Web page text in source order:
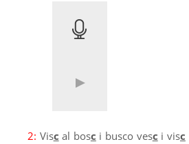
2: Visc al bosc i busco vesc i visc